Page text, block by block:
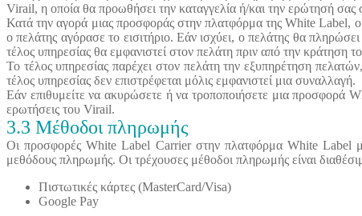
Virail, η οποία θα προωθήσει την καταγγελία ή/και την ερώτησή σας
Κατά την αγορά μιας προσφοράς στην πλατφόρμα της White Label,
ο πελάτης αγόρασε το εισιτήριο. Εάν ισχύει, ο πελάτης θα
τέλος υπηρεσίας θα εμφανιστεί στον πελάτη πριν από την κράτηση
Το τέλος υπηρεσίας παρέχει στον πελάτη την εξυπηρέτηση
τέλος υπηρεσίας δεν επιστρέφεται μόλις εμφανιστεί μια συναλλαγή.
Εάν επιθυμείτε να ακυρώσετε ή να τροποποιήσετε μια προσφορά
ερωτήσεις του Virail.
3.3 Μέθοδοι πληρωμής
Οι προσφορές White Label Carrier στην πλατφόρμα White Label
μεθόδους πληρωμής. Οι τρέχουσες μέθοδοι πληρωμής είναι
Πιστωτικές κάρτες (MasterCard/Visa)
Google Pay